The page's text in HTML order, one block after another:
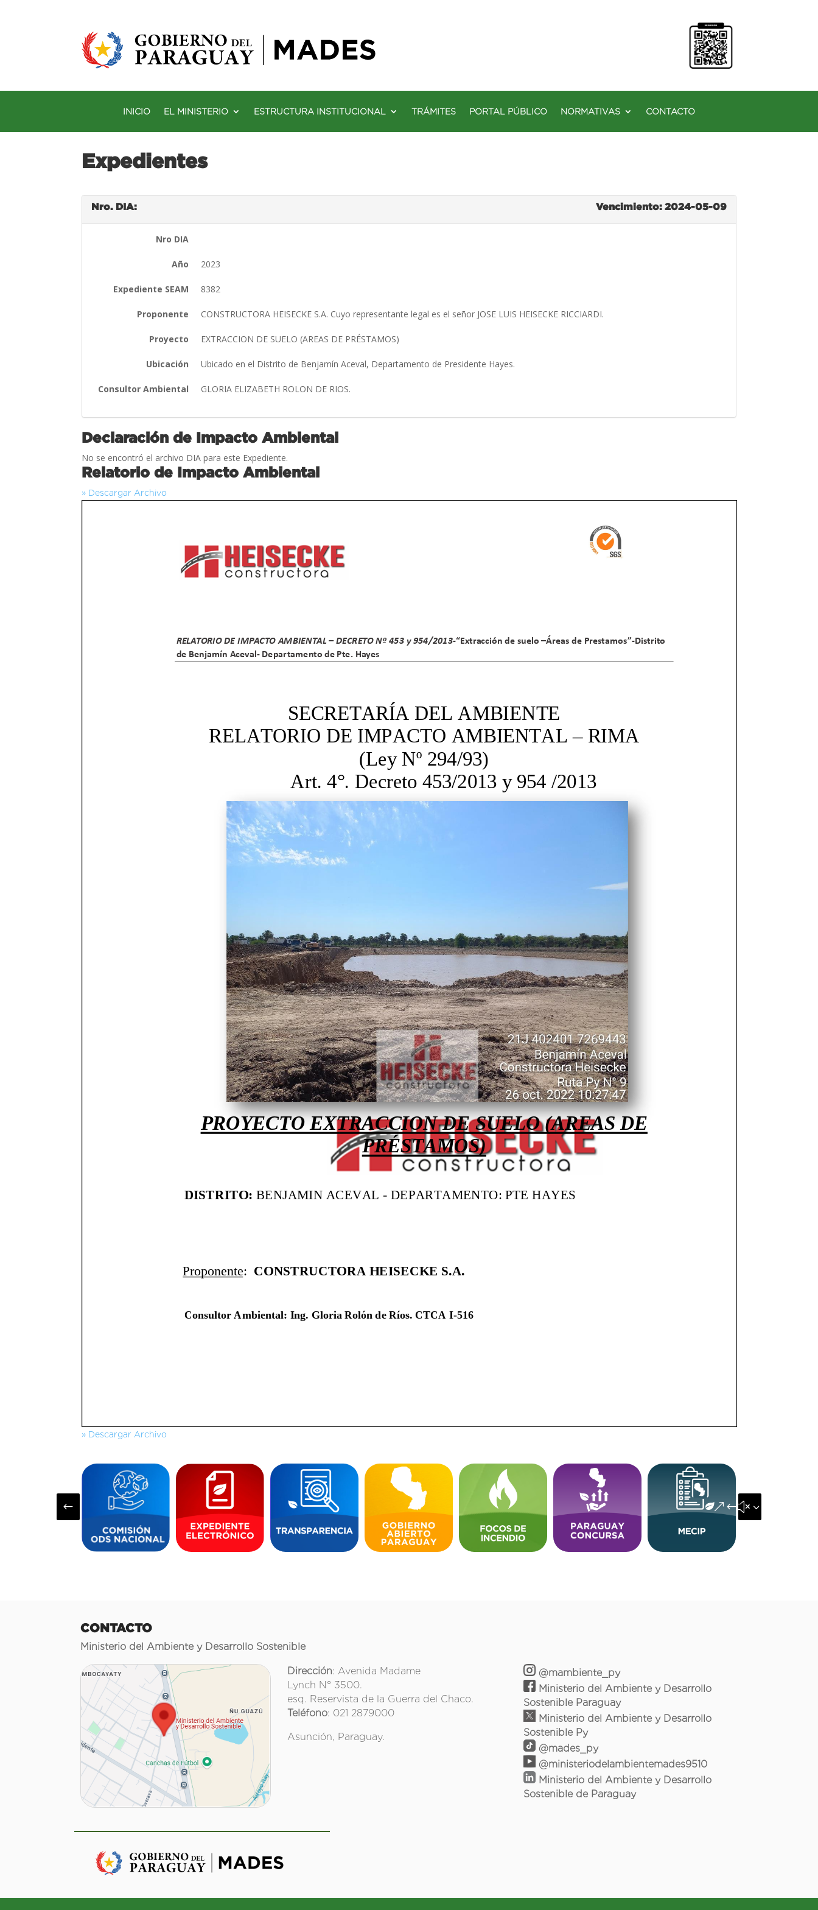
INICIO EL MINISTERIO ESTRUCTURA INSTITUCIONAL TRÁMITES PORTAL PÚBLICO NORMATIVAS CONTACTO
Expedientes
Nro. DIA: Vencimiento: 2024-05-09
Nro DIA
Año 2023
Expediente SEAM 8382
Proponente CONSTRUCTORA HEISECKE S.A. Cuyo representante legal es el señor JOSE LUIS HEISECKE RICCIARDI.
Proyecto EXTRACCION DE SUELO (AREAS DE PRÉSTAMOS)
Ubicación Ubicado en el Distrito de Benjamín Aceval, Departamento de Presidente Hayes.
Consultor Ambiental GLORIA ELIZABETH ROLON DE RIOS.
Declaración de Impacto Ambiental
No se encontró el archivo DIA para este Expediente.
Relatorio de Impacto Ambiental
» Descargar Archivo
» Descargar Archivo
# &#x35;
CONTACTO
Ministerio del Ambiente y Desarrollo Sostenible
Dirección: Avenida Madame
Lynch N° 3500.
esq. Reservista de la Guerra del Chaco.
Teléfono: 021 2879000
Asunción, Paraguay.
@mambiente_py
Ministerio del Ambiente y Desarrollo
Sostenible Paraguay
Ministerio del Ambiente y Desarrollo
Sostenible Py
@mades_py
@ministeriodelambientemades9510
Ministerio del Ambiente y Desarrollo
Sostenible de Paraguay